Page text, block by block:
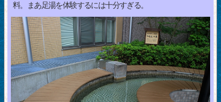
料。まあ足湯を体験するには十分すぎる。